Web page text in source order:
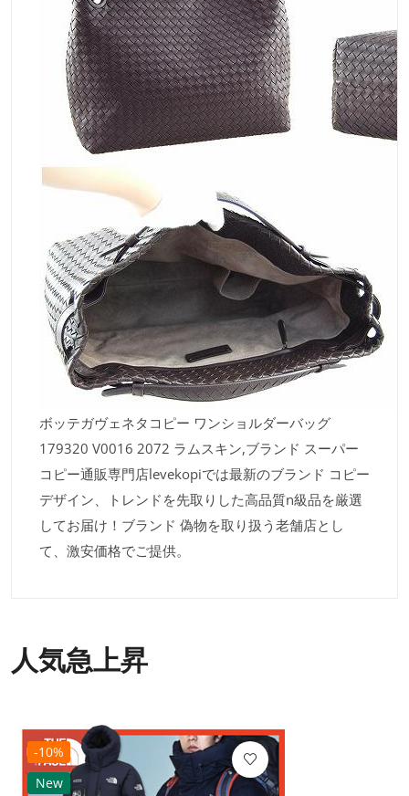
ボッテガヴェネタコピー ワンショルダーバッグ
179320 V0016 2072 ラムスキン,ブランド スーパー
コピー通販専門店levekopiでは最新のブランド コピー
デザイン、トレンドを先取りした高品質n級品を厳選
してお届け！ブランド 偽物を取り扱う老舗店とし
て、激安価格でご提供。
人気急上昇
-10%
New